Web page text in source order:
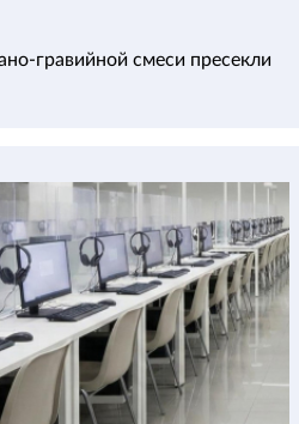
гравийной смеси пресекли